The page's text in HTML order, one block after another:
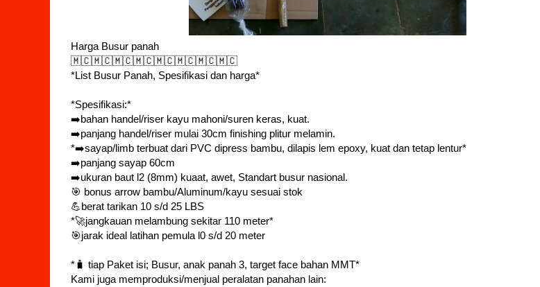
Harga Busur panah
🇲🇨🇲🇨🇲🇨🇲🇨🇲🇨🇲🇨🇲🇨🇲🇨
*List Busur Panah, Spesifikasi dan harga*
*Spesifikasi:*
➡️bahan handel/riser kayu mahoni/suren keras, kuat.
➡️panjang handel/riser mulai 30cm finishing plitur melamin.
*➡️sayap/limb terbuat dari PVC dipress bambu, dilapis lem epoxy, kuat dan tetap lentur*
➡️panjang sayap 60cm
➡️ukuran baut l2 (8mm) kuaat, awet, Standart busur nasional.
🎯 bonus arrow bambu/Aluminum/kayu sesuai stok
💪berat tarikan 10 s/d 25 LBS
*🚀jangkauan melambung sekitar 110 meter*
🎯jarak ideal latihan pemula l0 s/d 20 meter
*🧳 tiap Paket isi; Busur, anak panah 3, target face bahan MMT*
Kami juga memproduksi/menjual peralatan panahan lain: